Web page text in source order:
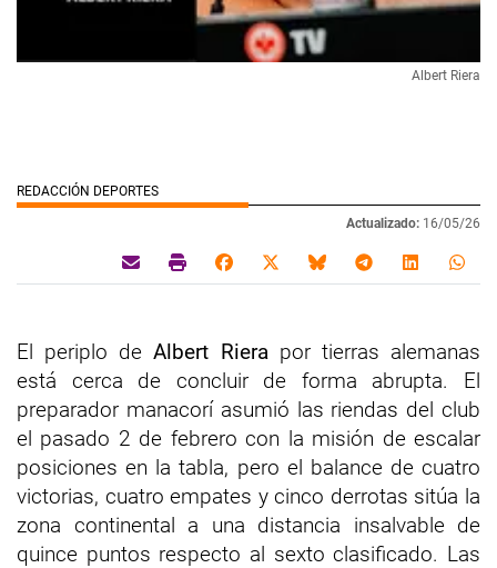
Albert Riera
REDACCIÓN DEPORTES
Actualizado: 16/05/26
El periplo deAlbert Riera por tierras alemanas
está cerca de concluir de forma abrupta. El
preparador manacorí asumió las riendas del club
el pasado 2 de febrero con la misión de escalar
posiciones en la tabla, pero el balance de cuatro
victorias, cuatro empates y cinco derrotas sitúa la
zona continental a una distancia insalvable de
quince puntos respecto al sexto clasificado. Las